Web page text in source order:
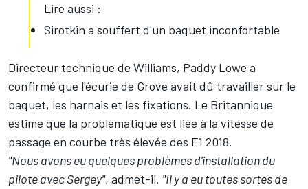
Lire aussi :
Sirotkin a souffert d'un baquet inconfortable
Directeur technique de Williams, Paddy Lowe a
confirmé que l'écurie de Grove avait dû travailler sur le
baquet, les harnais et les fixations. Le Britannique
estime que la problématique est liée à la vitesse de
passage en courbe très élevée des F1 2018.
"Nous avons eu quelques problèmes d'installation du
pilote avec Sergey", admet-il. "Il y a eu toutes sortes de